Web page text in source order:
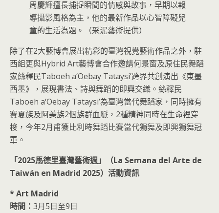
周慶輝擅長捕捉瞬間的情感與故事，早期以報
導攝影風格為主，他的最新作品以心智障礙兒
童的生活為題。（采泥藝術提供）
除了在2大藝博會展出精彩的臺灣視覺藝術作品之外，駐
西組更與Hybrid Art藝博會合作邀請何景窗及原住民舞蹈
家絲釋民Taboeh a‘Oebay Tataysi’跨界共創演出《東墨
西墨》，展現書法、詩與舞蹈的即興交織。絲釋民
Taboeh a‘Oebay Tataysi’為臺灣當代舞蹈家，同時擁有
賽夏族及阿美族2個族群血脈，2種精神同時在生命裡穿
梭，今年2月甫獲比利時舞蹈比賽當代獨舞及即興獨舞冠
軍。
「2025馬德里臺灣藝術週」（La Semana del Arte de
Taiwán en Madrid 2025）活動資訊
* Art Madrid
時間： 3月5日至9日